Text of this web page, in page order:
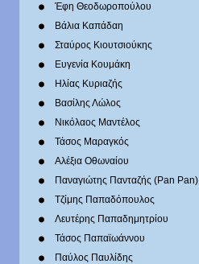
Έφη Θεοδωροπούλου
Βάλια Καπάδαη
Σταύρος Κιουτσιούκης
Ευγενία Κουμάκη
Ηλίας Κυριαζής
Βασίλης Λώλος
Νικόλαος Μαντέλος
Τάσος Μαραγκός
Αλέξια Οθωναίου
Παναγιώτης Πανταζής (Pan Pan)
Τζίμης Παπαδόπουλος
Λευτέρης Παπαδημητρίου
Τάσος Παπαϊωάννου
Παύλος Παυλίδης